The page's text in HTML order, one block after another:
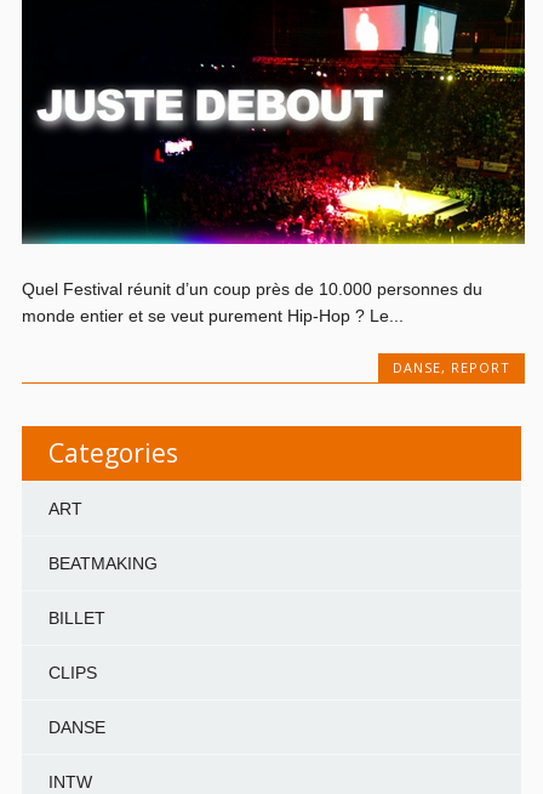
Quel Festival réunit d’un coup près de 10.000 personnes du
monde entier et se veut purement Hip-Hop ? Le...
DANSE, REPORT
Categories
ART
BEATMAKING
BILLET
CLIPS
DANSE
INTW